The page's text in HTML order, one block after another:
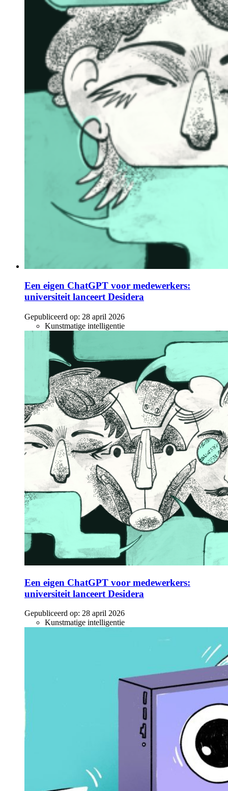
Een eigen ChatGPT voor medewerkers:
universiteit lanceert Desidera
Gepubliceerd op: 28 april 2026
Kunstmatige intelligentie
Een eigen ChatGPT voor medewerkers:
universiteit lanceert Desidera
Gepubliceerd op: 28 april 2026
Kunstmatige intelligentie